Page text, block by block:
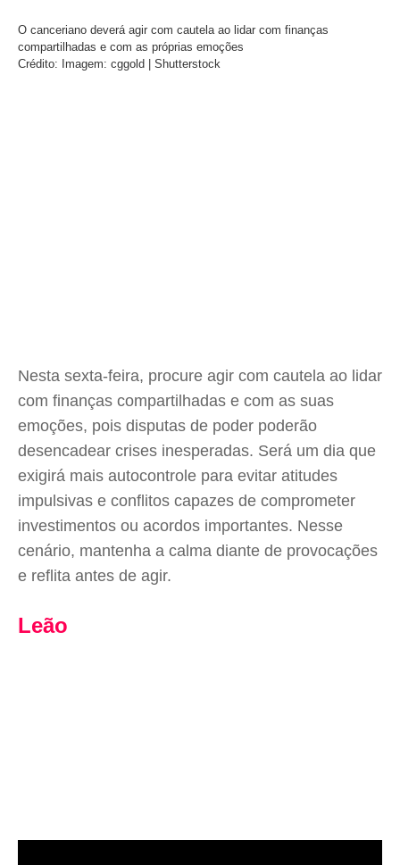
O canceriano deverá agir com cautela ao lidar com finanças
compartilhadas e com as próprias emoções
Crédito: Imagem: cggold | Shutterstock
Nesta sexta-feira, procure agir com cautela ao lidar
com finanças compartilhadas e com as suas
emoções, pois disputas de poder poderão
desencadear crises inesperadas. Será um dia que
exigirá mais autocontrole para evitar atitudes
impulsivas e conflitos capazes de comprometer
investimentos ou acordos importantes. Nesse
cenário, mantenha a calma diante de provocações
e reflita antes de agir.
Leão